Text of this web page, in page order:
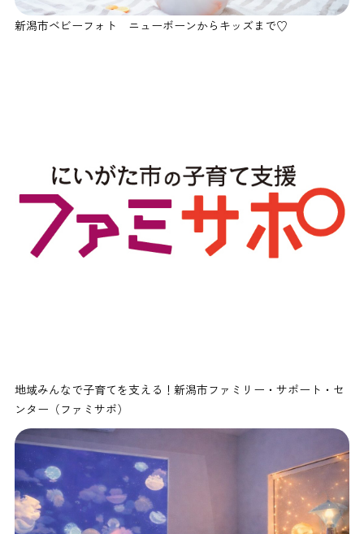
新潟市ベビーフォト ニューボーンからキッズまで♡
地域みんなで子育てを支える！新潟市ファミリー・サポート・セ
ンター（ファミサポ）